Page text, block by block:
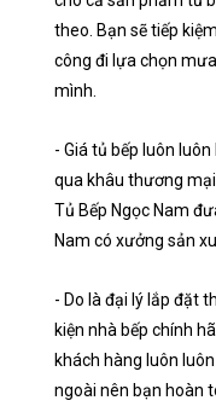
theo. Bạn sẽ tiếp
công đi lựa chọn
mình.
- Giá tủ bếp luôn
qua khâu thương
Tủ Bếp Ngọc Nam
Nam có xưởng sản
- Do là đại lý lắp đặt
kiện nhà bếp chính
khách hàng luôn
ngoài nên bạn hoàn